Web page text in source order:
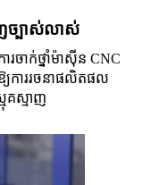
ច្បាស់លាស់
រចាក់ថ្នាំម៉ាស៊ីន CNC
យការរចនាផលិតផល
គស្មាញ